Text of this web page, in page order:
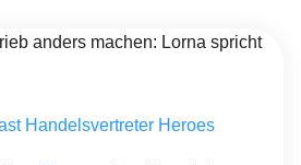
Handelsvertreter Heroes